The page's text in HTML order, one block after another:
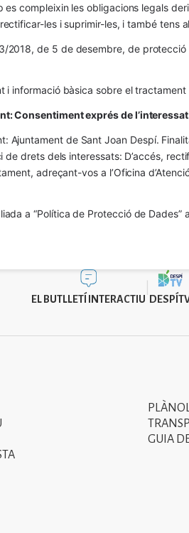
es compleixin les obligacions legals
les i suprimir-les, i també tens
2018, de 5 de desembre, de
i informació bàsica sobre el
Consentiment exprés de
Ajuntament de Sant Joan Despí.
de drets dels interessats: D’accés,
adreçant-vos a l’Oficina
a “Política de Protecció de Dades”
EL BUTLLETÍ INTERACTIU
Segon
menú
GUIA